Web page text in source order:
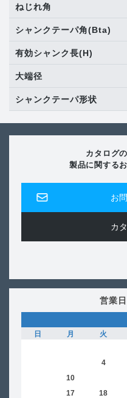
ねじれ角
シャンクテーパ角(Bta)
有効シャンク長(H)
大端径
シャンクテーパ形状
カタログ
製品に関する
お
カ
営業
日
月 火
4
10
17 18